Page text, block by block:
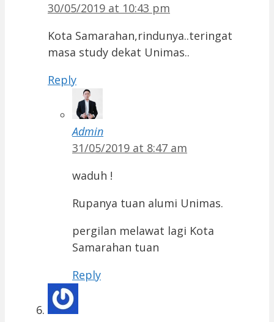
30/05/2019 at 10:43 pm
Kota Samarahan,rindunya..teringat
masa study dekat Unimas..
Reply
Admin
31/05/2019 at 8:47 am
waduh !
Rupanya tuan alumi Unimas.
pergilan melawat lagi Kota
Samarahan tuan
Reply